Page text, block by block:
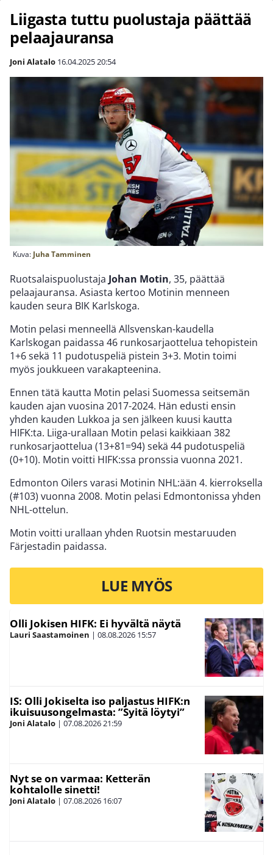
Liigasta tuttu puolustaja päättää
pelaajauransa
Joni Alatalo 16.04.202520:54
Kuva: Juha Tamminen
Ruotsalaispuolustaja Johan Motin, 35, päättää
pelaajauransa. Asiasta kertoo Motinin menneen
kauden seura BIK Karlskoga.
Motin pelasi menneellä Allsvenskan-kaudella
Karlskogan paidassa 46 runkosarjaottelua tehopistein
1+6 sekä 11 pudotuspeliä pistein 3+3. Motin toimi
myös joukkueen varakapteenina.
Ennen tätä kautta Motin pelasi Suomessa seitsemän
kauden ajan vuosina 2017-2024. Hän edusti ensin
yhden kauden Lukkoa ja sen jälkeen kuusi kautta
HIFK:ta. Liiga-urallaan Motin pelasi kaikkiaan 382
runkosarjaottelua (13+81=94) sekä 44 pudotuspeliä
(0+10). Motin voitti HIFK:ssa pronssia vuonna 2021.
Edmonton Oilers varasi Motinin NHL:ään 4. kierroksella
(#103) vuonna 2008. Motin pelasi Edmontonissa yhden
NHL-ottelun.
Motin voitti urallaan yhden Ruotsin mestaruuden
Färjestadin paidassa.
LUE MYÖS
Olli Jokisen HIFK: Ei hyvältä näytä
Lauri Saastamoinen | 08.08.2026 15:57
IS: Olli Jokiselta iso paljastus HIFK:n
ikuisuusongelmasta: ”Syitä löytyi”
Joni Alatalo | 07.08.202621:59
Nyt se on varmaa: Ketterän
kohtalolle sinetti!
Joni Alatalo | 07.08.2026 16:07